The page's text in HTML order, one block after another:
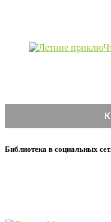
Библиотека в социальных